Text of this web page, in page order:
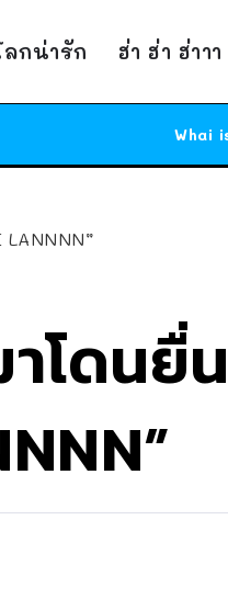
ลกน่ารัก ฮ่า ฮ่า ฮ่าาา
Whai
โดนยื่